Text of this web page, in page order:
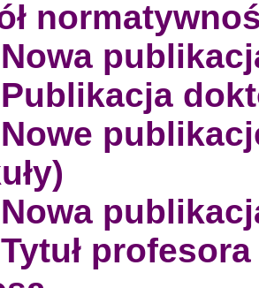
Nowa
Publikacja
Nowe
Nowa
Tytuł